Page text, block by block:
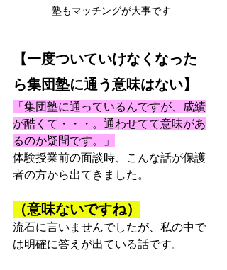
塾もマッチングが大事です
【一度ついていけなくなった
ら集団塾に通う意味はない】
「集団塾に通っているんですが、成績
が酷くて・・・。通わせてて意味があ
るのか疑問です。」
体験授業前の面談時、こんな話が保護
者の方から出てきました。
（意味ないですね）
流石に言いませんでしたが、私の中で
は明確に答えが出ている話です。